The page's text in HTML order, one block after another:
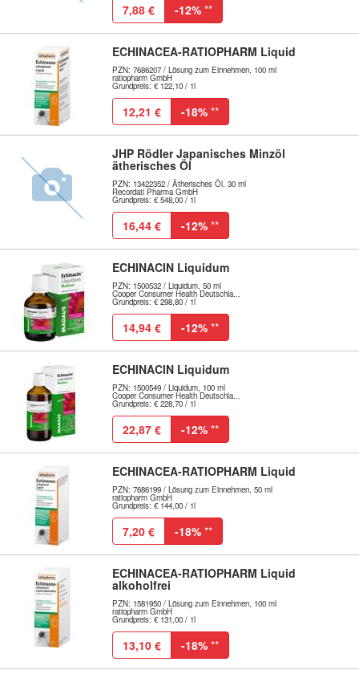
7,88 € -12% **
ECHINACEA-RATIOPHARM Liquid
PZN: 7686207 / Lösung zum Einnehmen, 100 ml
ratiopharm GmbH
Grundpreis: € 122,10 / 1l
12,21 € -18% **
JHP Rödler Japanisches Minzöl
ätherisches Öl
PZN: 13422352 / Ätherisches Öl, 30 ml
Recordati Pharma GmbH
Grundpreis: € 548,00 / 1l
16,44 € -12% **
ECHINACIN Liquidum
PZN: 1500532 / Liquidum, 50 ml
Cooper Consumer Health Deutschla...
Grundpreis: € 298,80 / 1l
14,94 € -12% **
ECHINACIN Liquidum
PZN: 1500549 / Liquidum, 100 ml
Cooper Consumer Health Deutschla...
Grundpreis: € 228,70 / 1l
22,87 € -12% **
ECHINACEA-RATIOPHARM Liquid
PZN: 7686199 / Lösung zum Einnehmen, 50 ml
ratiopharm GmbH
Grundpreis: € 144,00 / 1l
7,20 € -18% **
ECHINACEA-RATIOPHARM Liquid
alkoholfrei
PZN: 1581950 / Lösung zum Einnehmen, 100 ml
ratiopharm GmbH
Grundpreis: € 131,00 / 1l
13,10 € -18% **